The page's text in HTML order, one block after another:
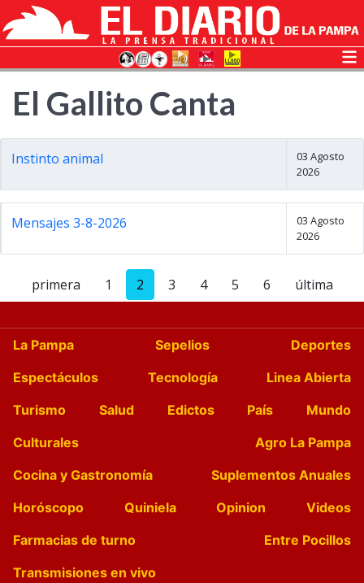
El Gallito Canta
Instinto animal
03 Agosto
2026
Mensajes 3-8-2026
03 Agosto
2026
primera 1 2 3 4 5 6 última
La Pampa Sepelios
Deportes
Espectáculos
Tecnología
Linea Abierta
Turismo
Salud Edictos País
Mundo
Culturales
Agro La Pampa
Cocina y Gastronomía
Suplementos Anuales
Horóscopo
Quiniela Opinion
Videos
Farmacias de turno
Entre Pocillos
Transmisiones en vivo